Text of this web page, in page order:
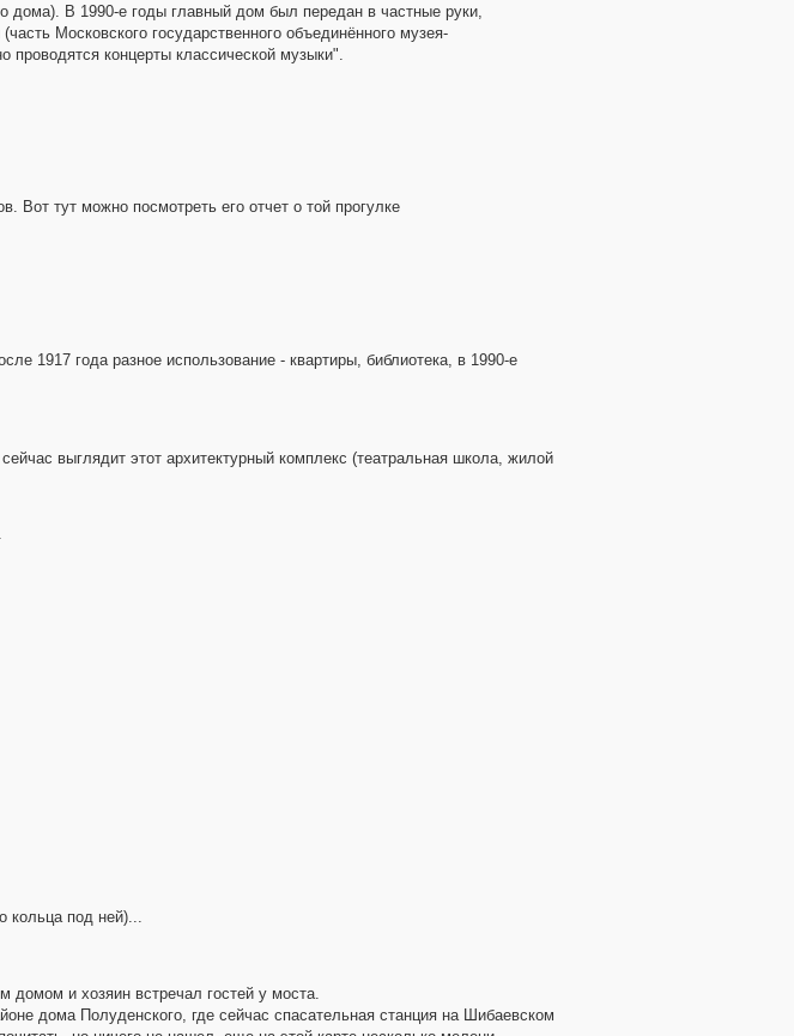
дома). В 1990-е годы главный дом был передан в частные руки,
Московского государственного объединённого музея-
проводятся концерты классической музыки".
Вот тут можно посмотреть его отчет о той прогулке
1917 года разное использование - квартиры, библиотека, в 1990-е
выглядит этот архитектурный комплекс (театральная школа, жилой
кольца под ней)...
домом и хозяин встречал гостей у моста.
дома Полуденского, где сейчас спасательная станция на Шибаевском